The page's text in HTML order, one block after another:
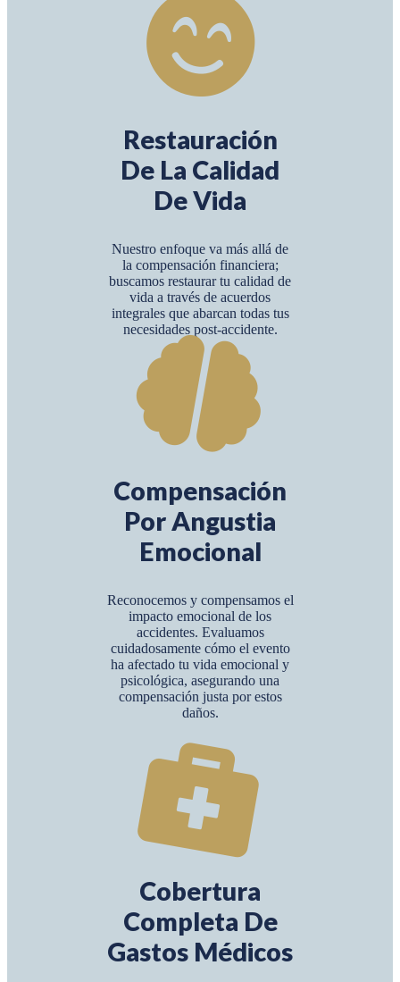
Restauración
De La Calidad
De Vida
Nuestro enfoque va más allá de
la compensación financiera;
buscamos restaurar tu calidad de
vida a través de acuerdos
integrales que abarcan todas tus
necesidades post-accidente.
Compensación
Por Angustia
Emocional
Reconocemos y compensamos el
impacto emocional de los
accidentes. Evaluamos
cuidadosamente cómo el evento
ha afectado tu vida emocional y
psicológica, asegurando una
compensación justa por estos
daños.
Cobertura
Completa De
Gastos Médicos